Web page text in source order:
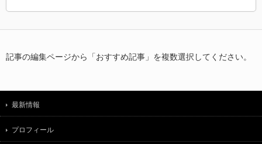
記事の編集ページから「おすすめ記事」を複数選択してください。
最新情報
プロフィール